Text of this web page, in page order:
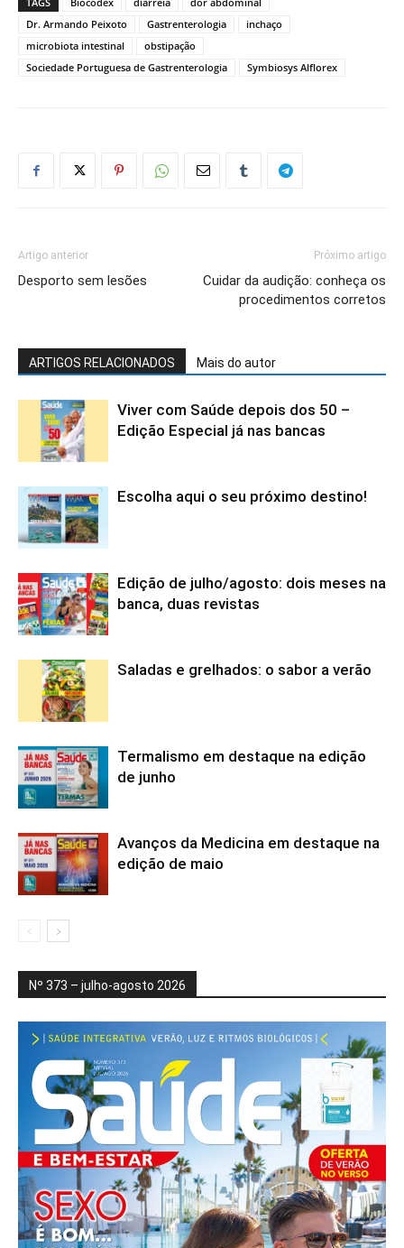
Dr. Armando Peixoto
Gastrenterologia
inchaço
microbiota intestinal
obstipação
Sociedade Portuguesa de Gastrenterologia
Symbiosys Alflorex
Artigo anterior
Desporto sem lesões
Próximo artigo
Cuidar da audição: conheça os
procedimentos corretos
ARTIGOS RELACIONADOS Mais do autor
Viver com Saúde depois dos 50 –
Edição Especial já nas bancas
Escolha aqui o seu próximo destino!
Edição de julho/agosto: dois meses na
banca, duas revistas
Saladas e grelhados: o sabor a verão
Termalismo em destaque na edição
de junho
Avanços da Medicina em destaque na
edição de maio
Nº 373 – julho-agosto 2026